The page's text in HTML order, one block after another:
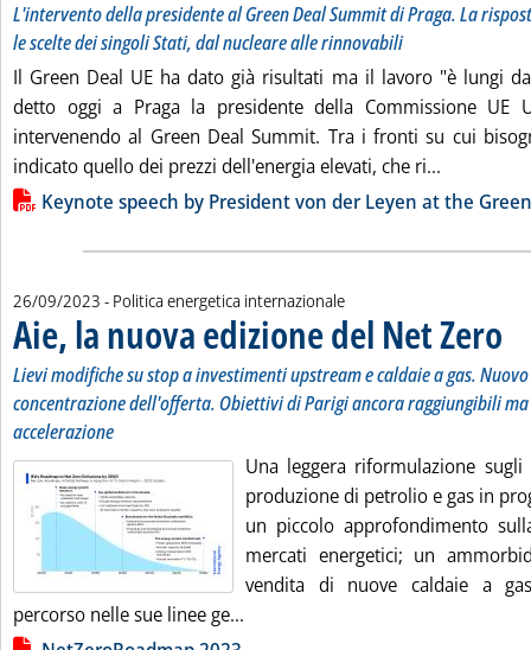
L'intervento della presidente al Green Deal Summit di Praga. La
le scelte dei singoli Stati, dal nucleare alle rinnovabili
Il Green Deal UE ha dato già risultati ma il lavoro "è lungi
detto oggi a Praga la presidente della Commissione UE
intervenendo al Green Deal Summit. Tra i fronti su cui
indicato quello dei prezzi dell'energia elevati, che ri...
Lista allegati PDF alla notizia
Keynote speech by President von der Leyen at the
26/09/2023 - Politica energetica internazionale
Aie, la nuova edizione del Net Zero
Lievi modifiche su stop a investimenti upstream e caldaie a gas.
concentrazione dell'offerta. Obiettivi di Parigi ancora raggiungibili
accelerazione
Una leggera riformulazione
produzione di petrolio e gas in
un piccolo approfondimento
mercati energetici; un
vendita di nuove caldaie a
percorso nelle sue linee ge...